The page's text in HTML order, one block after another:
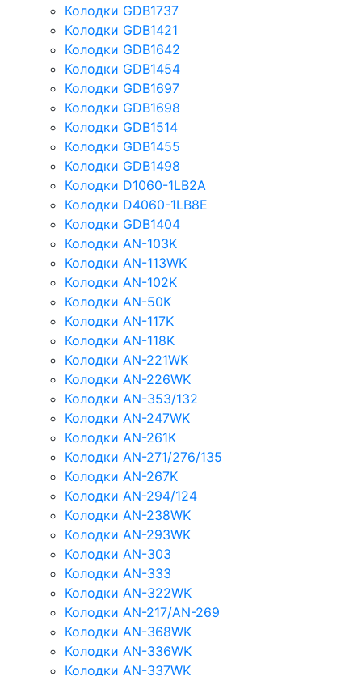
Колодки GDB1737
Колодки GDB1421
Колодки GDB1642
Колодки GDB1454
Колодки GDB1697
Колодки GDB1698
Колодки GDB1514
Колодки GDB1455
Колодки GDB1498
Колодки D1060-1LB2A
Колодки D4060-1LB8E
Колодки GDB1404
Колодки AN-103K
Колодки AN-113WK
Колодки AN-102K
Колодки AN-50K
Колодки AN-117K
Колодки AN-118K
Колодки AN-221WK
Колодки AN-226WK
Колодки AN-353/132
Колодки AN-247WK
Колодки AN-261K
Колодки AN-271/276/135
Колодки AN-267K
Колодки AN-294/124
Колодки AN-238WK
Колодки AN-293WK
Колодки AN-303
Колодки AN-333
Колодки AN-322WK
Колодки AN-217/AN-269
Колодки AN-368WK
Колодки AN-336WK
Колодки AN-337WK